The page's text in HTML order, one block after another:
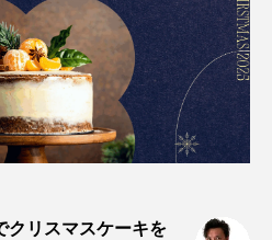
クリスマスケーキを